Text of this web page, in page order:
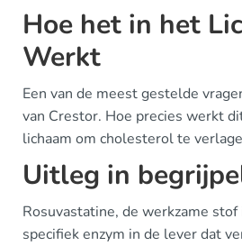
Hoe het in het
Werkt
Een van de meest gestelde
van Crestor. Hoe precies werkt
lichaam om cholesterol te
Uitleg in
Rosuvastatine, de werkzame
specifiek enzym in de lever dat